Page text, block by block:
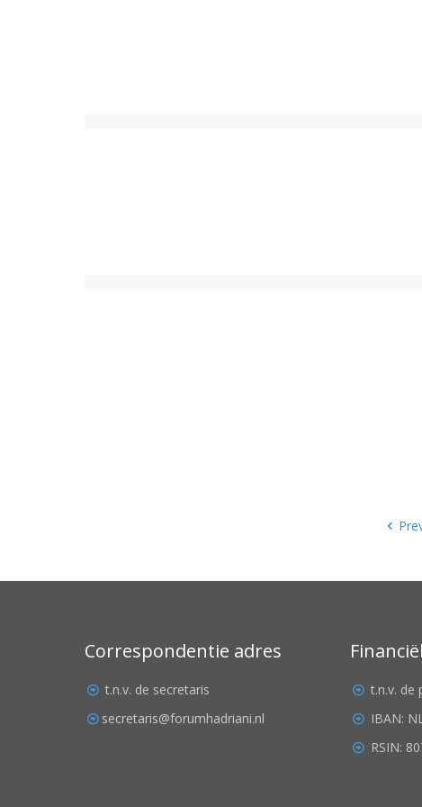
Correspondentie adres
t.n.v. de secretaris
secretaris@forumhadriani.nl
t.n.v. de
IBAN:
RSIN: